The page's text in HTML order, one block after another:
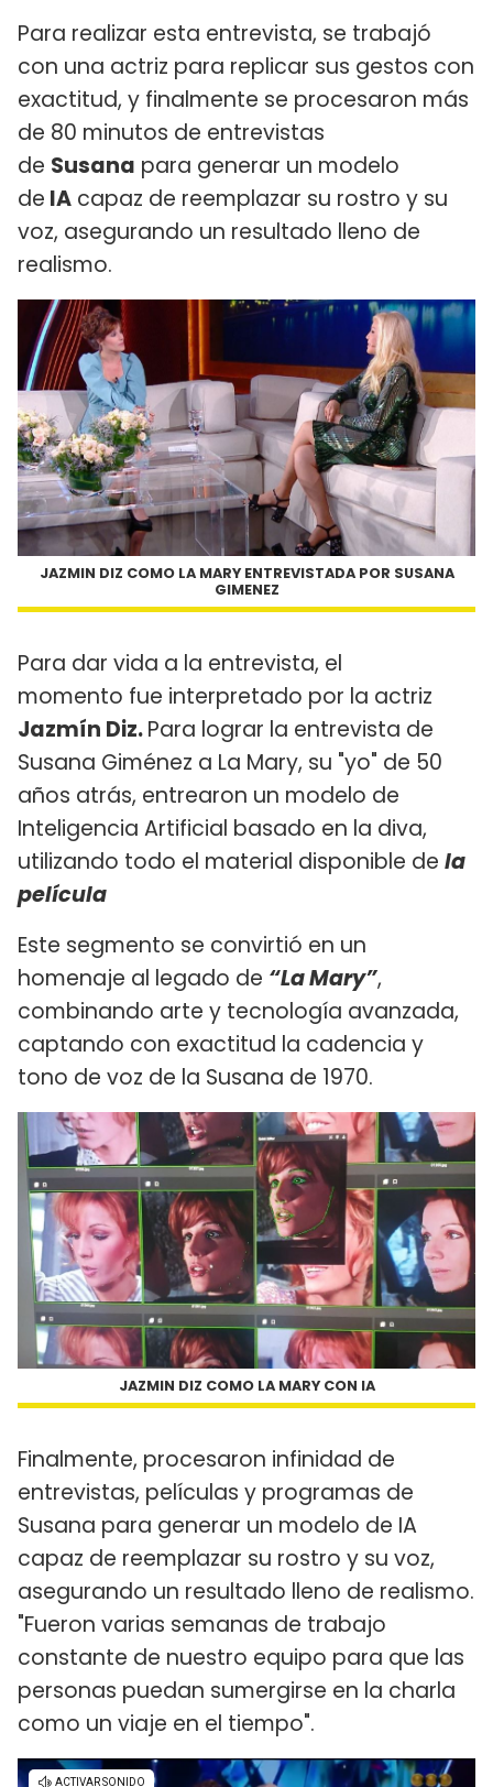
Para realizar esta entrevista, se trabajó
con una actriz para replicar sus gestos con
exactitud, y finalmente se procesaron más
de 80 minutos de entrevistas
de Susana para generar un modelo
de IA capaz de reemplazar su rostro y su
voz, asegurando un resultado lleno de
realismo.
JAZMIN DIZ COMO LA MARY ENTREVISTADA POR SUSANA
GIMENEZ
Para dar vida a la entrevista, el
momento fue interpretado por la actriz
Jazmín Diz.Para lograr la entrevista de
Susana Giménez a La Mary, su "yo" de 50
años atrás, entrearon un modelo de
Inteligencia Artificial basado en la diva,
utilizando todo el material disponible de la
película
Este segmento se convirtió en un
homenaje al legado de “La Mary”,
combinando arte y tecnología avanzada,
captando con exactitud la cadencia y
tono de voz de la Susana de 1970.
JAZMIN DIZ COMO LA MARY CON IA
Finalmente, procesaron infinidad de
entrevistas, películas y programas de
Susana para generar un modelo de IA
capaz de reemplazar su rostro y su voz,
asegurando un resultado lleno de realismo.
"Fueron varias semanas de trabajo
constante de nuestro equipo para que las
personas puedan sumergirse en la charla
como un viaje en el tiempo".